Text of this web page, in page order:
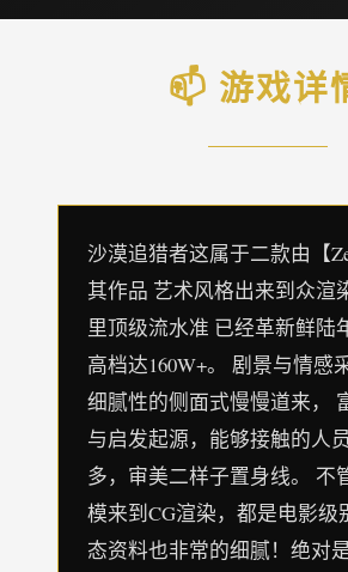
📫 游戏详
沙漠追猎者这属于二款由【
其作品 艺术风格出来到众渲
里顶级流水准 已经革新鲜陆
高档达160W+。 剧景与情感
细腻性的侧面式慢慢道来，
与启发起源，能够接触的人
多，审美二样子置身线。 不
模来到CG渲染，都是电影级
态资料也非常的细腻！绝对